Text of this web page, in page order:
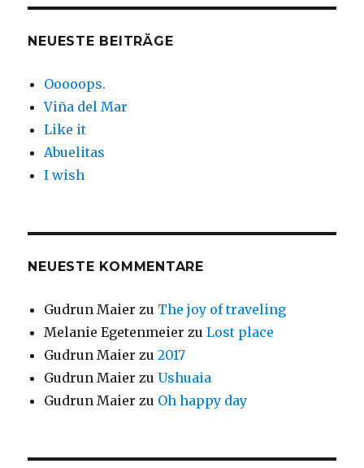
NEUESTE BEITRÄGE
Ooooops.
Viña del Mar
Like it
Abuelitas
I wish
NEUESTE KOMMENTARE
Gudrun Maier zu The joy of traveling
Melanie Egetenmeier zuLost place
Gudrun Maier zu2017
Gudrun Maier zuUshuaia
Gudrun Maier zu Oh happy day